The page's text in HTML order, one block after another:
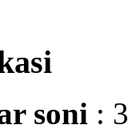
soni :